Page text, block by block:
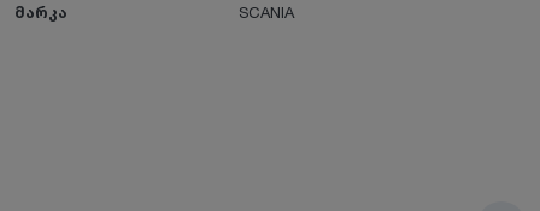
მარკა
SCANIA